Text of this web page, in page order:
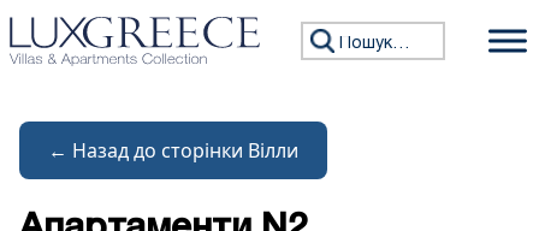
Перейти до змісту
Пошук:
← Назад до сторінки Вілли